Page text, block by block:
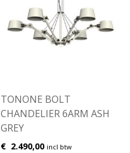
TONONE BOLT
CHANDELIER 6ARM ASH
GREY
€ 2.490,00 incl btw